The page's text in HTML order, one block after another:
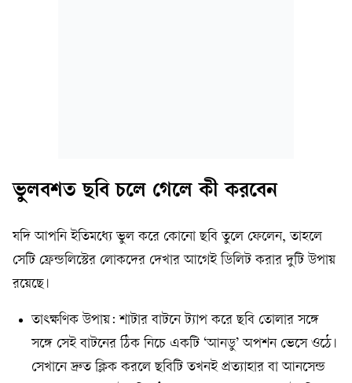
ভুলবশত ছবি চলে গেলে কী করবেন
যদি আপনি ইতিমধ্যে ভুল করে কোনো ছবি তুলে ফেলেন, তাহলে
সেটি ফ্রেন্ডলিস্টের লোকদের দেখার আগেই ডিলিট করার দুটি উপায়
রয়েছে।
তাৎক্ষণিক উপায়: শাটার বাটনে ট্যাপ করে ছবি তোলার সঙ্গে
সঙ্গে সেই বাটনের ঠিক নিচে একটি ‘আনডু’ অপশন ভেসে ওঠে।
সেখানে দ্রুত ক্লিক করলে ছবিটি তখনই প্রত্যাহার বা আনসেন্ড